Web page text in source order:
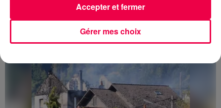
Gérer mes choix
Accepter et fermer